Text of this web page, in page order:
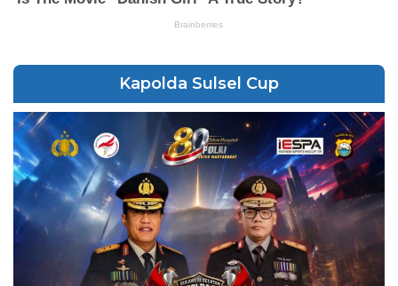
Kapolda Sulsel Cup